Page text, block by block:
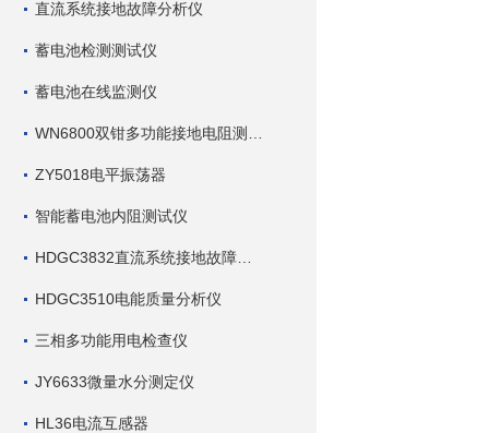
直流系统接地故障分析仪
蓄电池检测测试仪
蓄电池在线监测仪
ZY5018电平振荡器
智能蓄电池内阻测试仪
HDGC3510电能质量分析仪
三相多功能用电检查仪
JY6633微量水分测定仪
HL36电流互感器